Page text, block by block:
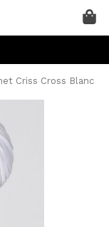
Criss Cross Blanc